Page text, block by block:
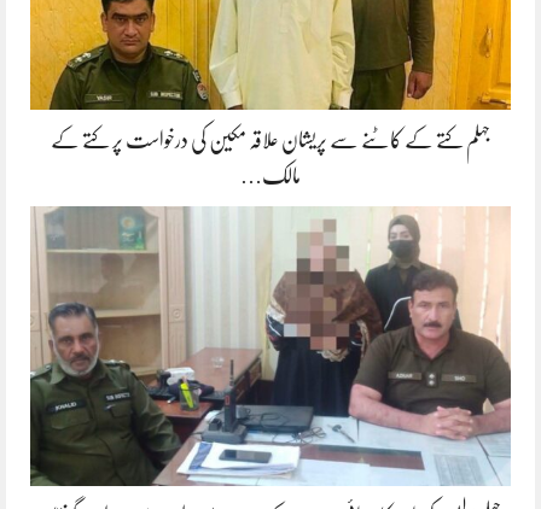
جہلم کتے کے کاٹنے سے پریشان علاقہ مکین کی درخواست پر کتے کے
مالک…